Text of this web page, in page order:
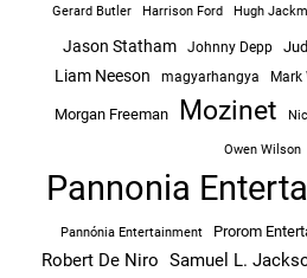
Gerard Butler Harrison Ford Hugh
Jason Statham Johnny Depp
Liam Neeson magyarhangya Mark
Morgan Freeman Mozinet
Owen Wilson
Pannonia
Pannónia Entertainment Prorom
Robert De Niro Samuel L.